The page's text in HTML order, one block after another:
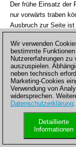
Der frühe Einsatz der
nur vorwärts traben
Ausbruch zur Seite ist
6.... Sg9-h8 7.h3-h4
P8e 8.B*4f ! …)
Der Läufer fesselt
dahinter postiertenR
9.Sg1-f2 Sg7-f6(8….
Das ist der Geist der
stellen sich vor die
10.h5-h6 ...(9…. P8f)
Wir verwenden
bestimmte
Nutzererfahrungen
auszuspielen.
neben technisch
Marketing-Cookies
Verwendung von
widersprechen.
Datenschutzerklärung.
Detaillierte
Informationen